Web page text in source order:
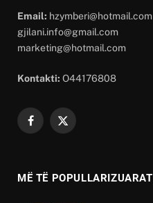
Email: hzymberi@hotmail.com
gjilani.info@gmail.com
marketing@hotmail.com
Kontakti: O44176808
Facebook
X
MË TË POPULLARIZUARAT